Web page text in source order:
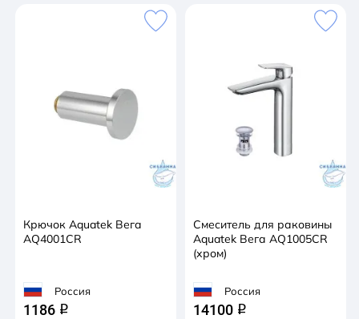
Крючок Aquatek Вега
AQ4001CR
Россия
1186 q
Смеситель для раковины
Aquatek Вега AQ1005CR
(хром)
Россия
14100 q